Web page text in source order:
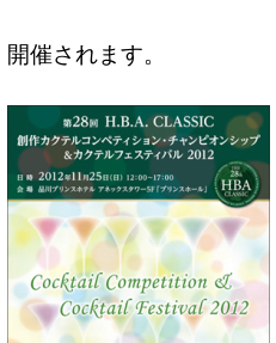
開催されます。